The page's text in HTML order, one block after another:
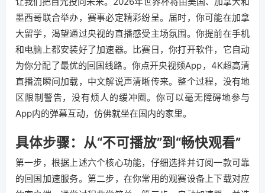
墨西哥联合举办，赛事必定精彩纷呈。届时，你可能在加拿
大留学，渴望通过央视的直播感受主场氛围。你提前在手机
和电脑上都安装好了加速器。比赛日，你打开软件，它自动
为你分配了最优的回国线路。你点开央视频App，4K超高清
直播流瞬间加载，中文解说声清晰传来。整个过程，没有地
区限制警告，没有烦人的缓冲圈。你可以毫无障碍地参与
App内的弹幕互动，仿佛就坐在国内的家里。
具体步骤：从“不可播放”到“畅快观看”
第一步，根据上述六个核心功能，仔细选择并订阅一款可靠
的回国加速服务。第二步，在你常用的观赛设备上下载对应